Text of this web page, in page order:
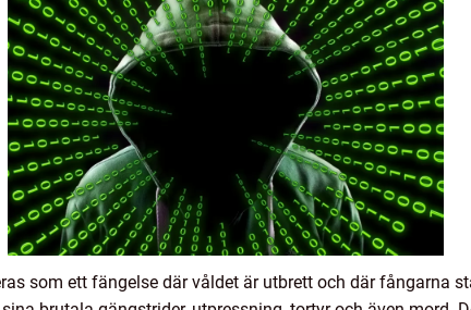
som ett fängelse där våldet är utbrett och där fångarna